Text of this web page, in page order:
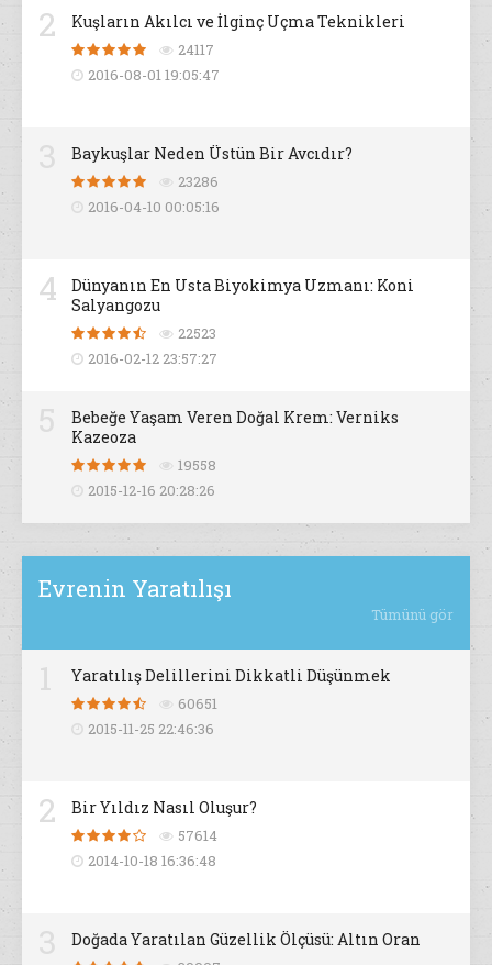
2 Kuşların Akılcı ve İlginç Uçma Teknikleri
24117
2016-08-01 19:05:47
Baykuşlar Neden Üstün Bir Avcıdır?
23286
2016-04-10 00:05:16
4
Dünyanın En Usta Biyokimya Uzmanı: Koni
Salyangozu
22523
2016-02-12 23:57:27
Bebeğe Yaşam Veren Doğal Krem: Verniks
Kazeoza
19558
2015-12-16 20:28:26
Evrenin Yaratılışı
Tümünü gör
Yaratılış Delillerini Dikkatli Düşünmek
60651
2015-11-25 22:46:36
2 Bir Yıldız Nasıl Oluşur?
57614
2014-10-18 16:36:48
Doğada Yaratılan Güzellik Ölçüsü: Altın Oran